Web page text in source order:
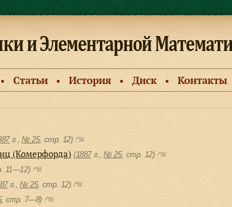
● Статьи ● История ● Диск ● Контакты
г.,№ 25, cтр. 12)
(Комерфорда) (1887г.,№ 25, cтр. 12)
11—12)
г.,№ 25, cтр. 12)
, cтр. 7—8)